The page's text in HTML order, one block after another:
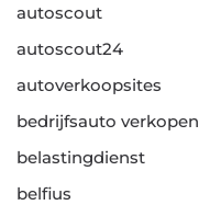
autoscout
autoscout24
autoverkoopsites
bedrijfsauto verkopen
belastingdienst
belfius